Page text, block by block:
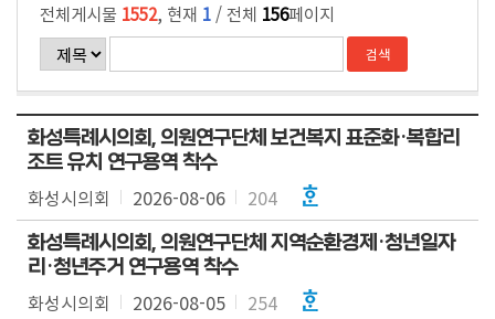
전체게시물 1552, 현재 1 / 전체 156페이지
화성특례시의회, 의원연구단체 보건복지 표준화·복합리
조트 유치 연구용역 착수
화성시의회 2026-08-06 204
화성특례시의회, 의원연구단체 지역순환경제·청년일자
리·청년주거 연구용역 착수
화성시의회 2026-08-05 254